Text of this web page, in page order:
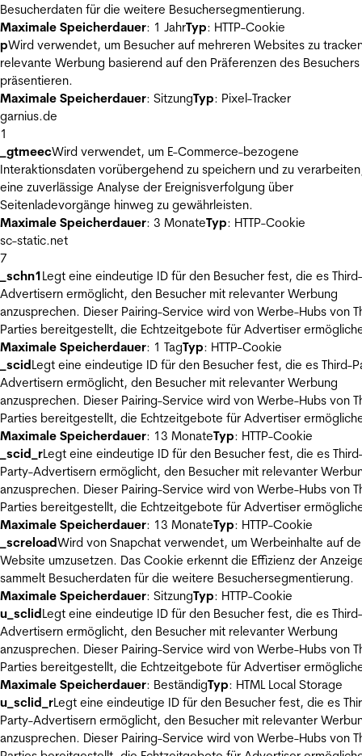
Besucherdaten für die weitere Besuchersegmentierung.
Maximale Speicherdauer: 1 JahrTyp: HTTP-Cookie
pWird verwendet, um Besucher auf mehreren Websites zu
relevante Werbung basierend auf den Präferenzen des Besuchers
präsentieren.
Maximale Speicherdauer: SitzungTyp: Pixel-Tracker
garnius.de
1
_gtmeecWird verwendet, um E-Commerce-bezogene
Interaktionsdaten vorübergehend zu speichern und zu
eine zuverlässige Analyse der Ereignisverfolgung über
Seitenladevorgänge hinweg zu gewährleisten.
Maximale Speicherdauer: 3 MonateTyp: HTTP-Cookie
sc-static.net
7
_schn1Legt eine eindeutige ID für den Besucher fest, die es
Advertisern ermöglicht, den Besucher mit relevanter Werbung
anzusprechen. Dieser Pairing-Service wird von Werbe-Hubs von
Parties bereitgestellt, die Echtzeitgebote für Advertiser
Maximale Speicherdauer: 1 TagTyp: HTTP-Cookie
_scidLegt eine eindeutige ID für den Besucher fest, die es Third-
Advertisern ermöglicht, den Besucher mit relevanter Werbung
anzusprechen. Dieser Pairing-Service wird von Werbe-Hubs von
Parties bereitgestellt, die Echtzeitgebote für Advertiser
Maximale Speicherdauer: 13 MonateTyp: HTTP-Cookie
_scid_rLegt eine eindeutige ID für den Besucher fest, die es
Party-Advertisern ermöglicht, den Besucher mit relevanter
anzusprechen. Dieser Pairing-Service wird von Werbe-Hubs von
Parties bereitgestellt, die Echtzeitgebote für Advertiser
Maximale Speicherdauer: 13 MonateTyp: HTTP-Cookie
_screloadWird von Snapchat verwendet, um Werbeinhalte auf
Website umzusetzen. Das Cookie erkennt die Effizienz der
sammelt Besucherdaten für die weitere Besuchersegmentierung.
Maximale Speicherdauer: SitzungTyp: HTTP-Cookie
u_sclidLegt eine eindeutige ID für den Besucher fest, die es
Advertisern ermöglicht, den Besucher mit relevanter Werbung
anzusprechen. Dieser Pairing-Service wird von Werbe-Hubs von
Parties bereitgestellt, die Echtzeitgebote für Advertiser
Maximale Speicherdauer: BeständigTyp: HTML Local Storage
u_sclid_rLegt eine eindeutige ID für den Besucher fest, die es
Party-Advertisern ermöglicht, den Besucher mit relevanter
anzusprechen. Dieser Pairing-Service wird von Werbe-Hubs von